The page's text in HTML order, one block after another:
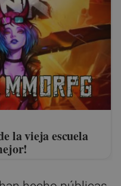
la vieja escuela